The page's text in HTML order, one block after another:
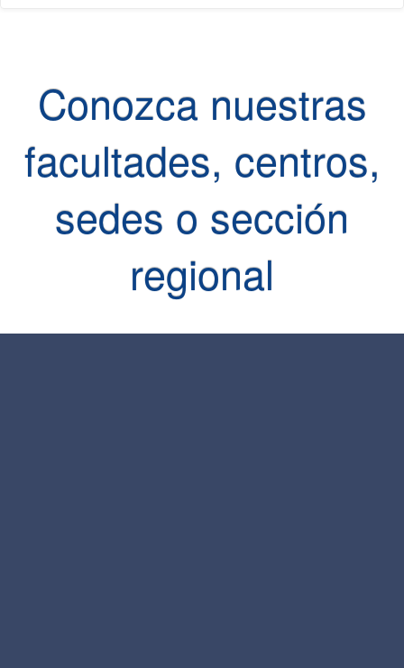
Conozca nuestras
facultades, centros,
sedes o sección
regional